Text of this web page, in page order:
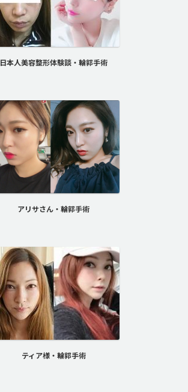
日本人美容整形体験談・輪郭手術
アリサさん・輪郭手術
ティア様・輪郭手術